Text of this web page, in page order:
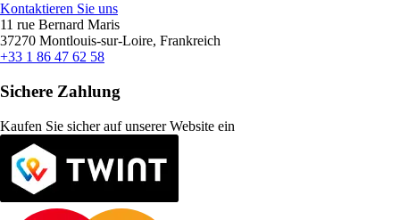
Kontaktieren Sie uns
11 rue Bernard Maris
37270 Montlouis-sur-Loire, Frankreich
+33 1 86 47 62 58
Sichere Zahlung
Kaufen Sie sicher auf unserer Website ein